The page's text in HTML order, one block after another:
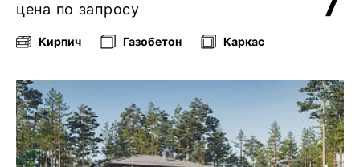
цена по запросу
Кирпич Газобетон Каркас